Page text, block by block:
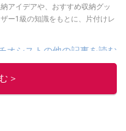
アイデアや、おすすめ収納グッ
ー1級の知識をもとに、片付けレ
オシストの他の記事を読む
＞